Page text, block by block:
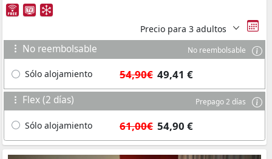
Precio para 3 adultos
No reembolsable No reembolsable
Sólo alojamiento 54,90€ 49,41 €
Flex (2 días) Prepago 2 días
Sólo alojamiento 61,00€ 54,90 €